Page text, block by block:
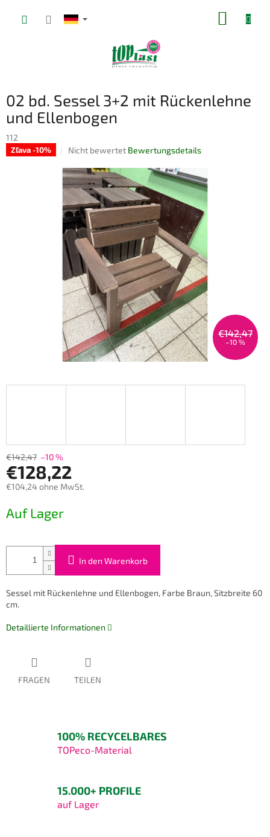
02 bd. Sessel 3+2 mit Rückenlehne
und Ellenbogen
112
Zľava -10%
Die
Produktbewertung
ist
0,0
von
5
Sternen.
Nicht bewertet Bewertungsdetails
€142,47
–10 %
€142,47 –10 %
€128,22
€104,24 ohne MwSt.
Auf Lager
In den Warenkorb
Sessel mit Rückenlehne und Ellenbogen, Farbe Braun, Sitzbreite 60
cm.
Detaillierte Informationen
FRAGEN TEILEN
100% RECYCELBARES
TOPeco-Material
15.000+ PROFILE
auf Lager